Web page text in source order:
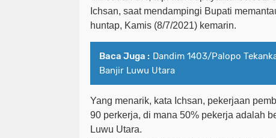
Ichsan, saat mendampingi Bupati
huntap, Kamis (8/7/2021) kemarin.
Baca Juga : Dandim 1403/Palopo
Banjir Luwu Utara
Yang menarik, kata Ichsan, pekerjaan
90 perkerja, di mana 50% pekerja adalah
Luwu Utara.